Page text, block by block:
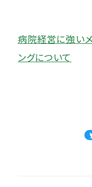
病院経営に強い
ングについて